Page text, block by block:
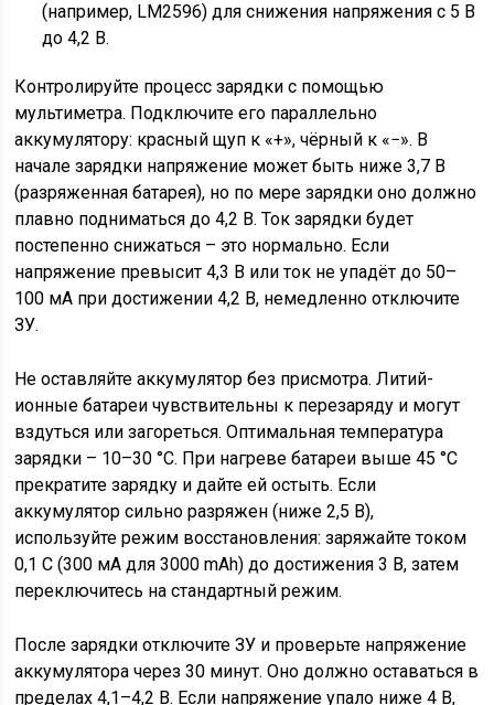
(например, LM2596) для снижения напряжения с 5 В
до 4,2 В.
Контролируйте процесс зарядки с помощью
мультиметра. Подключите его параллельно
аккумулятору: красный щуп к «+», чёрный к «−». В
начале зарядки напряжение может быть ниже 3,7 В
(разряженная батарея), но по мере зарядки оно должно
плавно подниматься до 4,2 В. Ток зарядки будет
постепенно снижаться – это нормально. Если
напряжение превысит 4,3 В или ток не упадёт до 50–
100 мА при достижении 4,2 В, немедленно отключите
ЗУ.
Не оставляйте аккумулятор без присмотра. Литий-
ионные батареи чувствительны к перезаряду и могут
вздуться или загореться. Оптимальная температура
зарядки – 10–30 °C. При нагреве батареи выше 45 °C
прекратите зарядку и дайте ей остыть. Если
аккумулятор сильно разряжен (ниже 2,5 В),
используйте режим восстановления: заряжайте током
0,1 C (300 мА для 3000 mAh) до достижения 3 В, затем
переключитесь на стандартный режим.
После зарядки отключите ЗУ и проверьте напряжение
аккумулятора через 30 минут. Оно должно оставаться в
пределах 4,1–4,2 В. Если напряжение упало ниже 4 В,